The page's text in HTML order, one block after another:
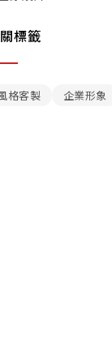
標籤
格客製 企業形象